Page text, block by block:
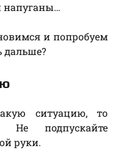
напуганы…
и попробуем
дальше?
ситуацию, то
подпускайте
руки.